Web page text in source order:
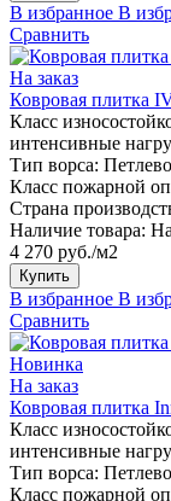
В избранное В
Сравнить
На заказ
Ковровая плитка
Класс
интенсивные
Тип ворса:
Класс пожарной
Страна
Наличие товара:
4 270 руб./м2
Купить
В избранное В
Сравнить
Новинка
На заказ
Ковровая плитка
Класс
интенсивные
Тип ворса:
Класс пожарной